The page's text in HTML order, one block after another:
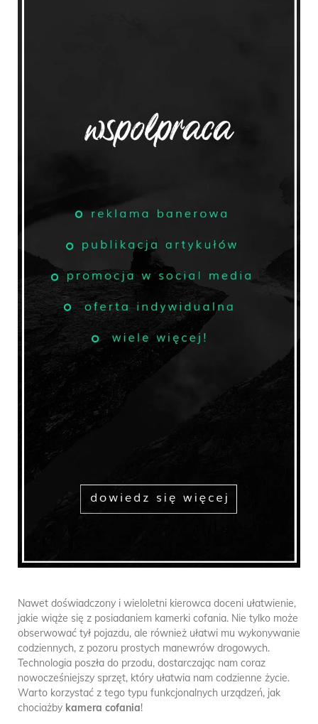
Nawet doświadczony i wieloletni kierowca doceni ułatwienie,
jakie wiąże się z posiadaniem kamerki cofania. Nie tylko może
obserwować tył pojazdu, ale również ułatwi mu wykonywanie
codziennych, z pozoru prostych manewrów drogowych.
Technologia poszła do przodu, dostarczając nam coraz
nowocześniejszy sprzęt, który ułatwia nam codzienne życie.
Warto korzystać z tego typu funkcjonalnych urządzeń, jak
chociażby kamera cofania!